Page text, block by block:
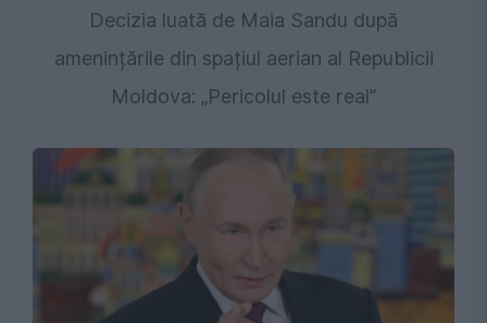
Decizia luată de Maia Sandu după
amenințările din spațiul aerian al Republicii
Moldova: „Pericolul este real”